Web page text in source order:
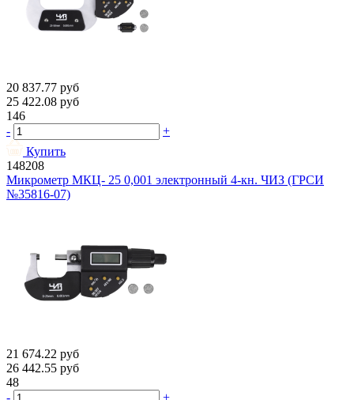
20 837.77 руб
25 422.08 руб
146
-
+
Купить
148208
Микрометр МКЦ- 25 0,001 электронный 4-кн. ЧИЗ (ГРСИ
№35816-07)
21 674.22 руб
26 442.55 руб
48
-
+